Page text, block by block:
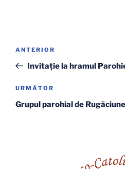
articole
Articolul
anterior
ANTERIOR
Invitaţie la hramul
Articolul
următor
URMĂTOR
Grupul parohial de